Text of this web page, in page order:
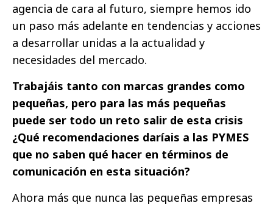
agencia de cara al futuro, siempre hemos ido
un paso más adelante en tendencias y acciones
a desarrollar unidas a la actualidad y
necesidades del mercado.
Trabajáis tanto con marcas grandes como
pequeñas, pero para las más pequeñas
puede ser todo un reto salir de esta crisis
¿Qué recomendaciones daríais a las PYMES
que no saben qué hacer en términos de
comunicación en esta situación?
Ahora más que nunca las pequeñas empresas